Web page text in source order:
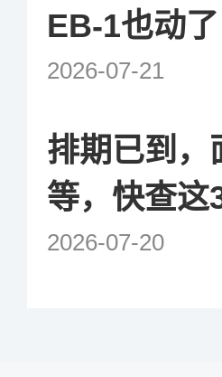
EB-1也动
2026-07-21
排期已到，
等，快查这
2026-07-20